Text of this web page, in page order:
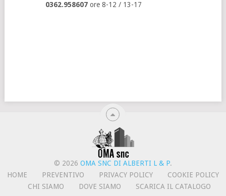
0362.958607ore 8-12 / 13-17
© 2026 OMA SNC DI ALBERTI L & P.
HOME
PREVENTIVO PRIVACY POLICY
COOKIE POLICY
CHI SIAMO
DOVE SIAMO SCARICA IL CATALOGO